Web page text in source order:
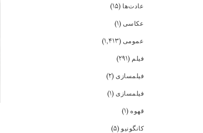
عادت‌ها (۱۵)
عکاسی (۱)
عمومی (۱,۴۱۳)
فیلم (۲۹۱)
فیلمسازی (۲)
فیلمسازی (۱)
قهوه (۱)
کانگونیو(۵)